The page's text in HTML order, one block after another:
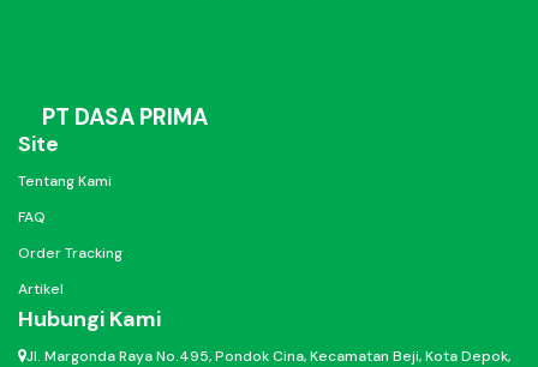
PT DASA PRIMA
Site
Tentang Kami
FAQ
Order Tracking
Artikel
Hubungi Kami
Jl. Margonda Raya No.495, Pondok Cina, Kecamatan Beji, Kota Depok,